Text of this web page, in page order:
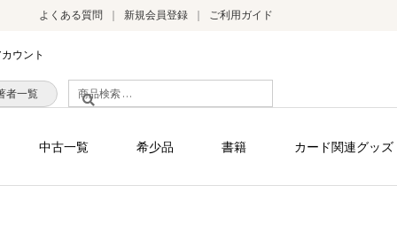
よくある質問 新規会員登録 ご利用ガイド
ウント
検
索
象:
者一覧
中古一覧 希少品 書籍 カード関連グッズ